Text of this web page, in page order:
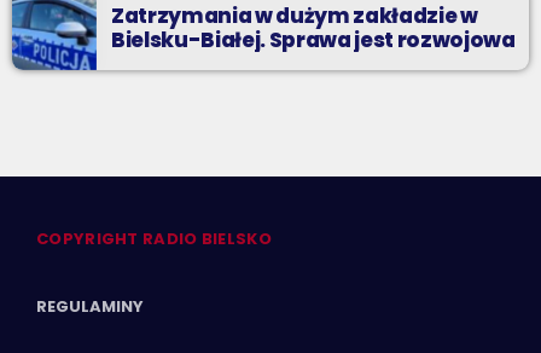
Zatrzymania w dużym zakładzie w
Bielsku-Białej. Sprawa jest rozwojowa
COPYRIGHT RADIO BIELSKO
REGULAMINY